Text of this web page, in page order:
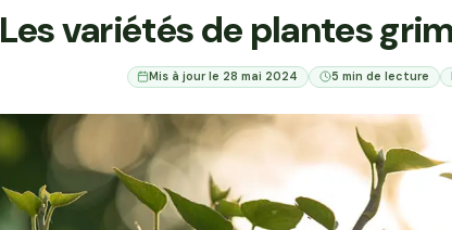
Les variétés de plantes
Mis à jour le 28 mai 2024 5 min de lecture